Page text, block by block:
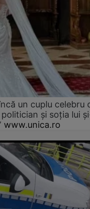
un cuplu celebru
și soția lui
www.unica.ro